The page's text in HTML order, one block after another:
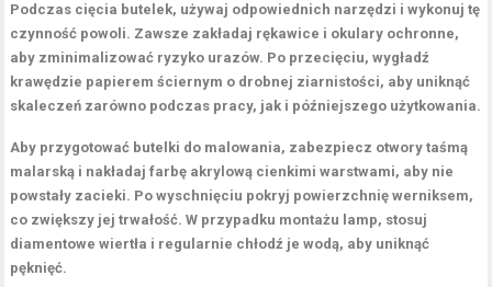
Podczas cięcia butelek, używaj odpowiednich narzędzi i wykonuj tę
czynność powoli. Zawsze zakładaj rękawice i okulary ochronne,
aby zminimalizować ryzyko urazów. Po przecięciu,wygładź
krawędzie papierem ściernym o drobnej ziarnistości, aby uniknąć
skaleczeń zarówno podczas pracy, jak i późniejszego użytkowania.
Aby przygotować butelki do malowania, zabezpiecz otwory taśmą
malarską i nakładaj farbę akrylową cienkimi warstwami, aby nie
powstały zacieki. Po wyschnięciu pokryj powierzchnię werniksem,
co zwiększy jej trwałość. W przypadku montażu lamp, stosuj
diamentowe wiertła i regularnie chłodź je wodą, aby uniknąć
pęknięć.